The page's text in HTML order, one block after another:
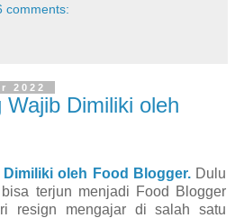
comments:
2022
Dimiliki oleh
oleh Food Blogger.Dulu
terjun menjadi Food Blogger
resign mengajar di salah satu